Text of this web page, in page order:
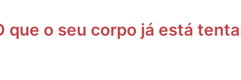
que o seu corpo já está